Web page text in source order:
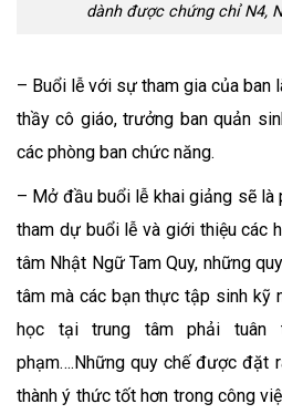
dành được chứng chỉ N4,
– Buổi lễ với sự tham gia của ban
thầy cô giáo, trưởng ban quản
các phòng ban chức năng.
– Mở đầu buổi lễ khai giảng sẽ là
tham dự buổi lễ và giới thiệu các
tâm Nhật Ngữ Tam Quy, những
tâm mà các bạn thực tập sinh kỹ
học tại trung tâm phải
phạm….Những quy chế được đặt
thành ý thức tốt hơn trong công